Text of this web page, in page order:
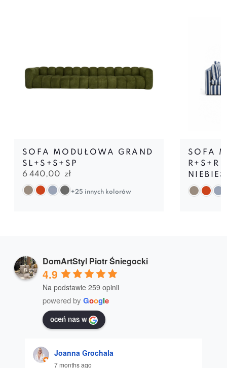
SOFA MODUŁOWA GRAND
SL+S+S+SP
6 440,00 zł
+25 innych kolorów
SOFA
R+S+R
DomArtStyl Piotr Śniegocki
4.9
Na podstawie 259 opinii
powered by Google
oceń nas w
Joanna Grochala
7 months ago